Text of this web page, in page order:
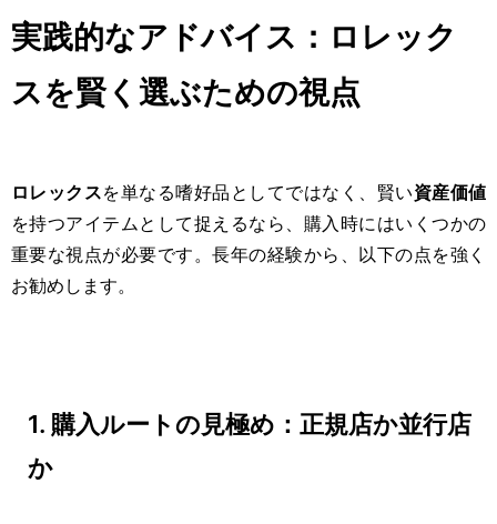
実践的なアドバイス：ロレック
スを賢く選ぶための視点
ロレックスを単なる嗜好品としてではなく、賢い資産価値
を持つアイテムとして捉えるなら、購入時にはいくつかの
重要な視点が必要です。長年の経験から、以下の点を強く
お勧めします。
1. 購入ルートの見極め：正規店か並行店
か